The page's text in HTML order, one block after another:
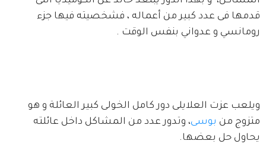
قدمها فى عدد كبير من أعماله ، فشخصيته فيها جزء
رومانسي و عدواني بنفس الوقت .
ويلعب عزت العلايلى دور كامل الخولى كبير العائلة و هو
متزوج من بوسى، وتدور عدد من المشاكل داخل عائلته
يحاول حل بعضها.